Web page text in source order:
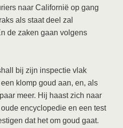
naar Californië op gang
als staat deel zal
de zaken gaan volgens
bij zijn inspectie vlak
klomp goud aan, en, als
meer. Hij haast zich naar
encyclopedie en een test
dat het om goud gaat.